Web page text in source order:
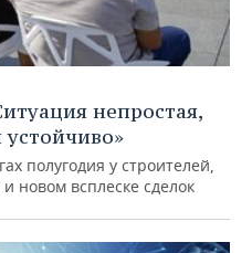
непростая,
полугодия у строителей,
новом всплеске сделок